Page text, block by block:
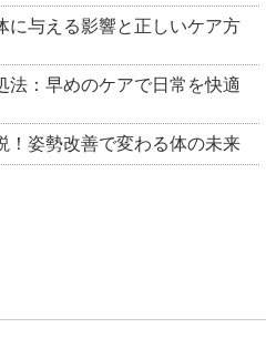
に与える影響と正しいケア方
法：早めのケアで日常を快適
！姿勢改善で変わる体の未来